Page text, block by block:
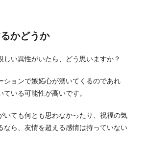
かどうか
しい異性がいたら、どう思いますか？
ションで嫉妬心が湧いてくるのであれ
いる可能性が高いです。
いても何とも思わなかったり、祝福の気
なら、友情を超える感情は持っていない